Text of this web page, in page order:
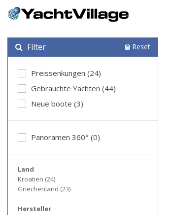
Filter Reset
Preissenkungen (24)
Gebrauchte Yachten (44)
Neue boote (3)
Panoramen 360° (0)
Land
Kroatien (24)
Griechenland (23)
Hersteller